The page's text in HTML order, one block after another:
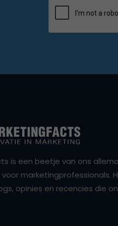
is een beetje van ons
marketingprofessionals.
opinies en recencies die